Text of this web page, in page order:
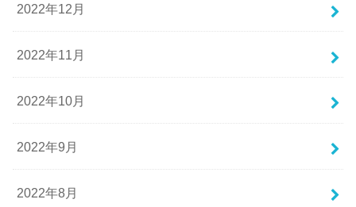
2022年12月
2022年11月
2022年10月
2022年9月
2022年8月